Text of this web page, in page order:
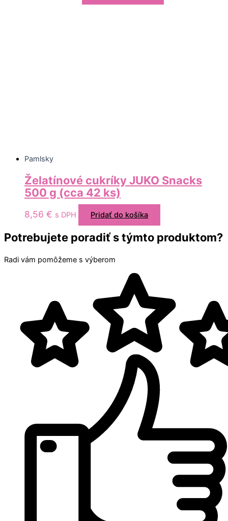
Pamlsky
Želatínové cukríky JUKO Snacks
500 g (cca 42 ks)
8,56 € s DPH Pridať do košíka
Potrebujete poradiť s týmto produktom?
Radi vám pomôžeme s výberom